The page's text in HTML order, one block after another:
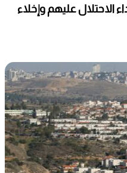
إثر اعتداء الاحتلال عليهم وإخلاء